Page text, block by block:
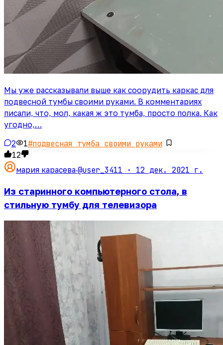
Мы уже рассказывали выше как соорудить каркас для
подвесной тумбы своими руками. В комментариях
писали, что, мол, какая ж это тумба, просто полка. Как
угодно,…
2 1#подвесная тумба своими руками
12
мария карасева·@user_3411 · 12 дек. 2021 г.
Из старинного компьютерного стола, в
стильную тумбу для телевизора